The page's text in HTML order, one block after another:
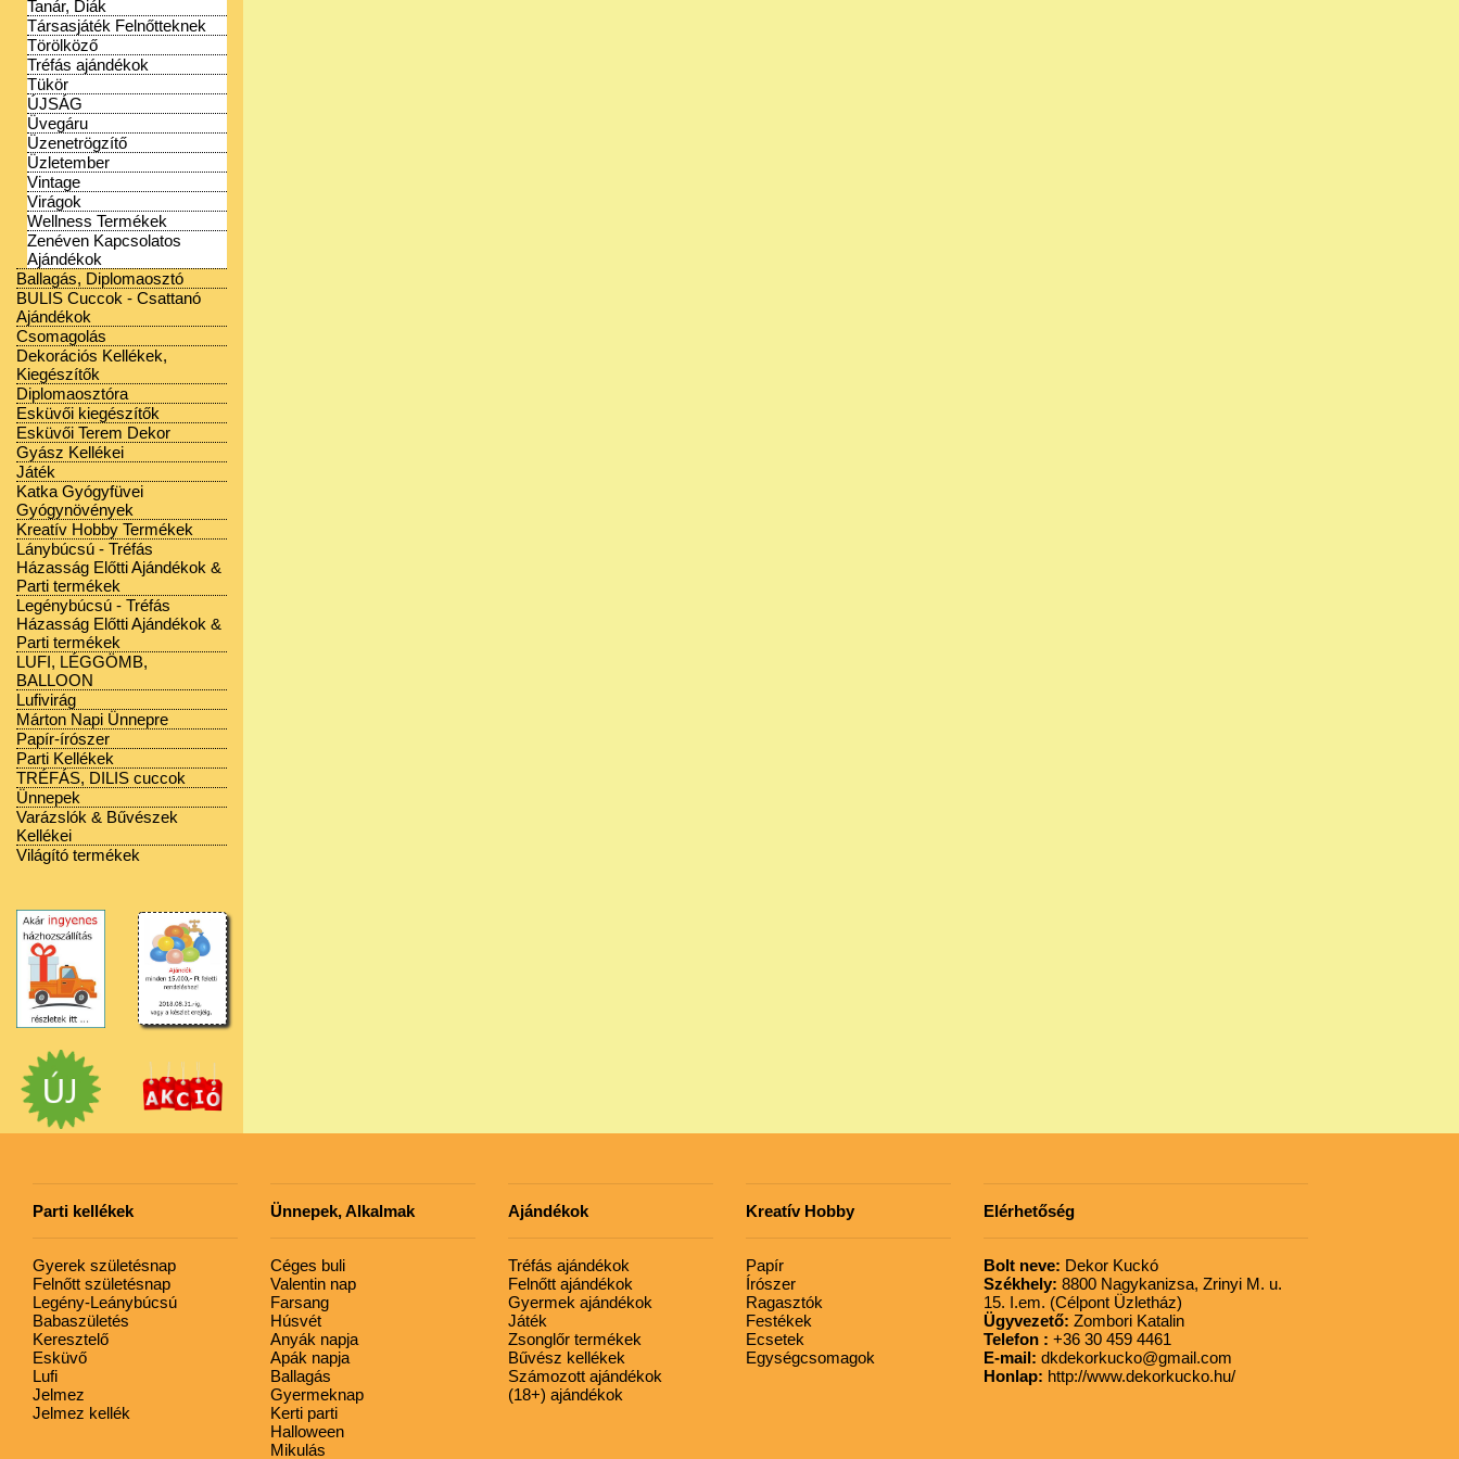
Tanár, Diák
Társasjáték Felnőtteknek
Törölköző
Tréfás ajándékok
Tükör
ÚJSÁG
Üvegáru
Üzenetrögzítő
Üzletember
Vintage
Virágok
Wellness Termékek
Zenéven Kapcsolatos
Ajándékok
Ballagás, Diplomaosztó
BULIS Cuccok - Csattanó
Ajándékok
Csomagolás
Dekorációs Kellékek,
Kiegészítők
Diplomaosztóra
Esküvői kiegészítők
Esküvői Terem Dekor
Gyász Kellékei
Játék
Katka Gyógyfüvei
Gyógynövények
Kreatív Hobby Termékek
Lánybúcsú - Tréfás
Házasság Előtti Ajándékok &
Parti termékek
Legénybúcsú - Tréfás
Házasság Előtti Ajándékok &
Parti termékek
LUFI, LÉGGÖMB,
BALLOON
Lufivirág
Márton Napi Ünnepre
Papír-írószer
Parti Kellékek
TRÉFÁS, DILIS cuccok
Ünnepek
Varázslók & Bűvészek
Kellékei
Világító termékek
Parti kellékek
Gyerek születésnap
Felnőtt születésnap
Legény-Leánybúcsú
Babaszületés
Keresztelő
Esküvő
Lufi
Jelmez
Jelmez kellék
Ünnepek, Alkalmak
Céges buli
Valentin nap
Farsang
Húsvét
Anyák napja
Apák napja
Ballagás
Gyermeknap
Kerti parti
Halloween
Mikulás
Ajándékok
Tréfás ajándékok
Felnőtt ajándékok
Gyermek ajándékok
Játék
Zsonglőr termékek
Bűvész kellékek
Számozott ajándékok
(18+) ajándékok
Kreatív Hobby
Papír
Írószer
Ragasztók
Festékek
Ecsetek
Egységcsomagok
Elérhetőség
Bolt neve: Dekor Kuckó
Székhely: 8800 Nagykanizsa, Zrinyi M. u.
15. I.em. (Célpont Üzletház)
Ügyvezető: Zombori Katalin
Telefon : +36 30 459 4461
E-mail: dkdekorkucko@gmail.com
Honlap: http://www.dekorkucko.hu/